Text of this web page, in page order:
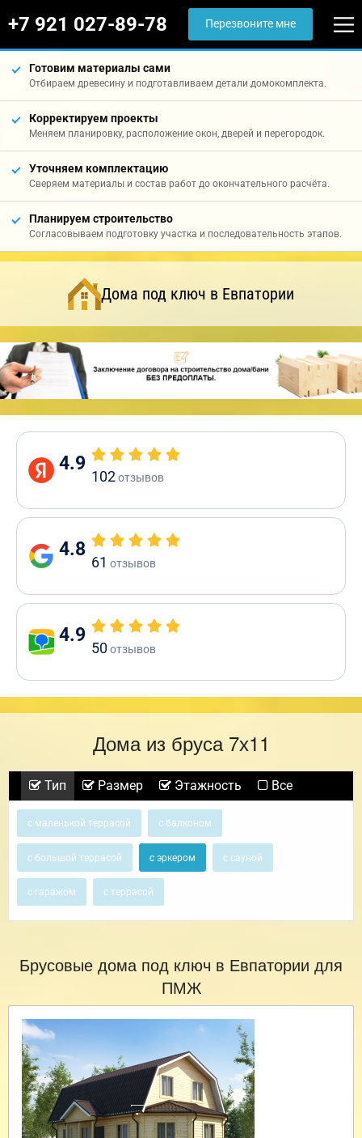
+7 921 027-89-78 Перезвоните мне
Готовим материалы сами
Отбираем древесину и подготавливаем детали домокомплекта.
Корректируем проекты
Меняем планировку, расположение окон, дверей и перегородок.
Уточняем комплектацию
Сверяем материалы и состав работ до окончательного расчёта.
Планируем строительство
Согласовываем подготовку участка и последовательность этапов.
Дома под ключ в Евпатории
4.9
102отзывов
4.8
61 отзывов
4.9
50отзывов
Дома из бруса 7х11
Тип Размер Этажность Все
с маленькой террасой с балконом
с большой террасой с эркером с сауной
с гаражом с террасой
Брусовые дома под ключ в Евпатории для
ПМЖ